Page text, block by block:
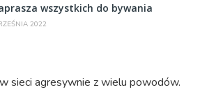
wszystkich do bywania
2022
sieci agresywnie z wielu powodów.